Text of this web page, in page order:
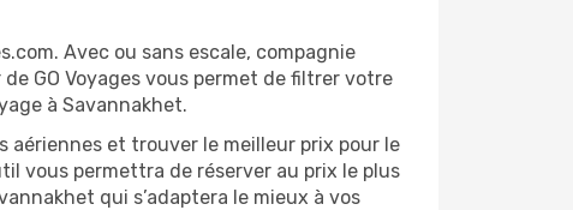
Avec ou sans escale, compagnie
GO Voyages vous permet de filtrer votre
à Savannakhet.
aériennes et trouver le meilleur prix pour le
vous permettra de réserver au prix le plus
qui s’adaptera le mieux à vos